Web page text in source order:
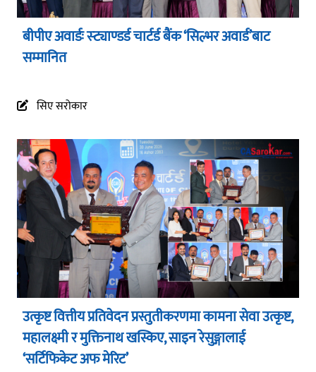
बीपीए अवार्डः स्ट्याण्डर्ड चार्टर्ड बैंक ‘सिल्भर अवार्ड’बाट
सम्मानित
सिए सरोकार
उत्कृष्ट वित्तीय प्रतिवेदन प्रस्तुतीकरणमा कामना सेवा उत्कृष्ट,
महालक्ष्मी र मुक्तिनाथ खस्किए, साइन रेसुङ्गालाई
‘सर्टिफिकेट अफ मेरिट’